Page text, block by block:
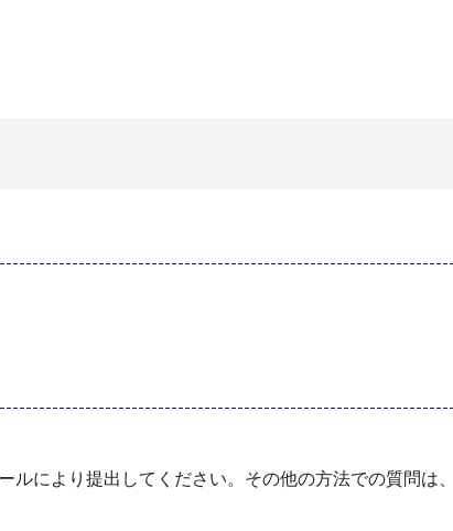
により提出してください。その他の方法での質問は